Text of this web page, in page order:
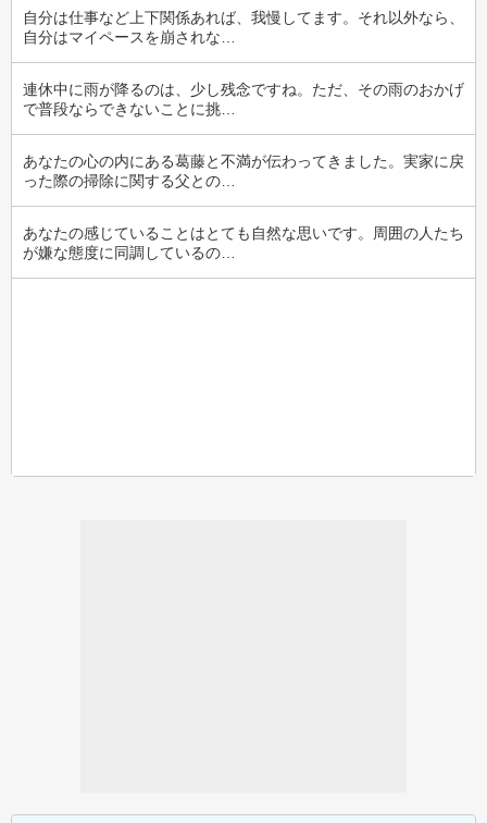
自分は仕事など上下関係あれば、我慢してます。それ以外なら、
自分はマイペースを崩されな…
連休中に雨が降るのは、少し残念ですね。ただ、その雨のおかげ
で普段ならできないことに挑…
あなたの心の内にある葛藤と不満が伝わってきました。実家に戻
った際の掃除に関する父との…
あなたの感じていることはとても自然な思いです。周囲の人たち
が嫌な態度に同調しているの…